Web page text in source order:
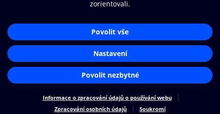
Zásady zpracování osobních údajů
Nastavení cookies
Aplikace O2 Knihovna
Čti a poslouchej své e-knihy a
audioknihy rychleji a pohodlněji.